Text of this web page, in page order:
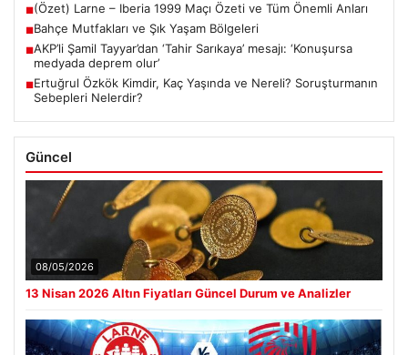
■(Özet) Larne – Iberia 1999 Maçı Özeti ve Tüm Önemli Anları
■Bahçe Mutfakları ve Şık Yaşam Bölgeleri
■AKP’li Şamil Tayyar’dan ‘Tahir Sarıkaya’ mesajı: ‘Konuşursa
medyada deprem olur’
■Ertuğrul Özkök Kimdir, Kaç Yaşında ve Nereli? Soruşturmanın
Sebepleri Nelerdir?
Güncel
08/05/2026
13 Nisan 2026 Altın Fiyatları Güncel Durum ve Analizler